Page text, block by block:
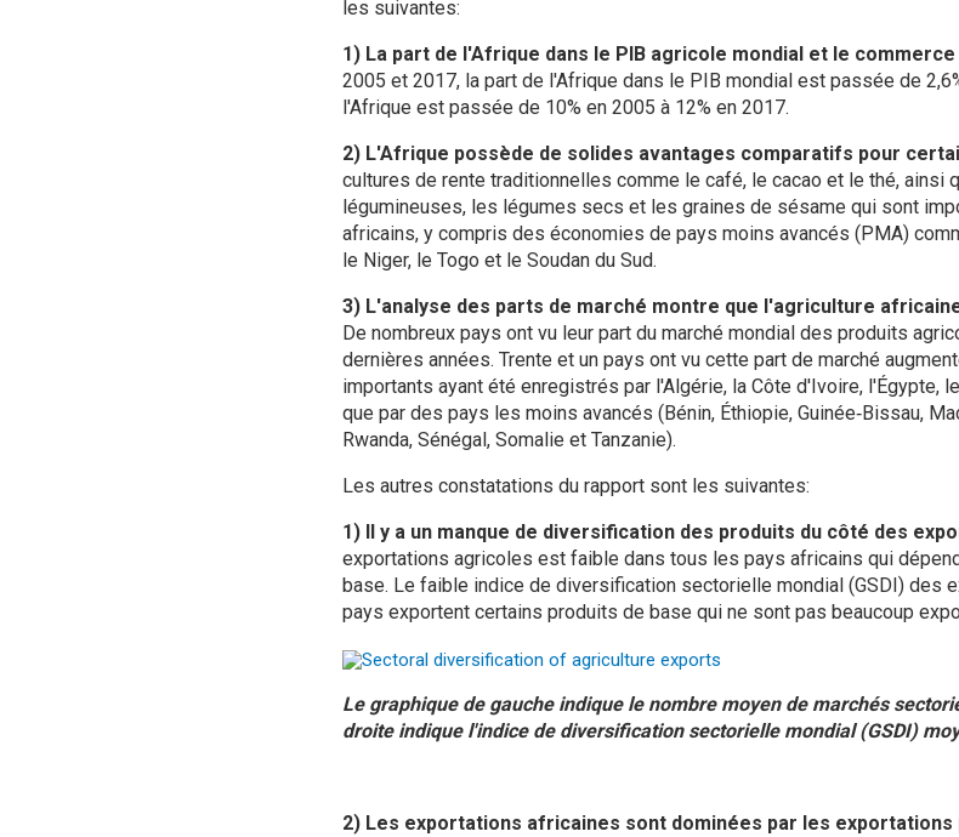
les suivantes:
1) La part de l'Afrique dans le PIB agricole mondial et le
2005 et 2017, la part de l'Afrique dans le PIB mondial est passée de
l'Afrique est passée de 10% en 2005 à 12% en 2017.
2) L'Afrique possède de solides avantages comparatifs pour
cultures de rente traditionnelles comme le café, le cacao et le thé, ainsi
légumineuses, les légumes secs et les graines de sésame qui sont
africains, y compris des économies de pays moins avancés (PMA)
le Niger, le Togo et le Soudan du Sud.
3) L'analyse des parts de marché montre que l'agriculture
De nombreux pays ont vu leur part du marché mondial des produits
dernières années. Trente et un pays ont vu cette part de marché
importants ayant été enregistrés par l'Algérie, la Côte d'Ivoire, l'Égypte,
que par des pays les moins avancés (Bénin, Éthiopie, Guinée‑Bissau,
Rwanda, Sénégal, Somalie et Tanzanie).
Les autres constatations du rapport sont les suivantes:
1) Il y a un manque de diversification des produits du côté des
exportations agricoles est faible dans tous les pays africains qui
base. Le faible indice de diversification sectorielle mondial (GSDI) des
pays exportent certains produits de base qui ne sont pas beaucoup
Le graphique de gauche indique le nombre moyen de marchés
droite indique l'indice de diversification sectorielle mondial (GSDI)
2) Les exportations africaines sont dominées par les exportations